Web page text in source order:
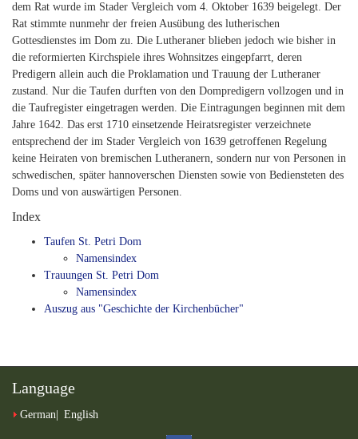
dem Rat wurde im Stader Vergleich vom 4. Oktober 1639 beigelegt. Der
Rat stimmte nunmehr der freien Ausübung des lutherischen
Gottesdienstes im Dom zu. Die Lutheraner blieben jedoch wie bisher in
die reformierten Kirchspiele ihres Wohnsitzes eingepfarrt, deren
Predigern allein auch die Proklamation und Trauung der Lutheraner
zustand. Nur die Taufen durften von den Dompredigern vollzogen und in
die Taufregister eingetragen werden. Die Eintragungen beginnen mit dem
Jahre 1642. Das erst 1710 einsetzende Heiratsregister verzeichnete
entsprechend der im Stader Vergleich von 1639 getroffenen Regelung
keine Heiraten von bremischen Lutheranern, sondern nur von Personen in
schwedischen, später hannoverschen Diensten sowie von Bediensteten des
Doms und von auswärtigen Personen.
Index
Taufen St. Petri Dom
Namensindex
Trauungen St. Petri Dom
Namensindex
Auszug aus "Geschichte der Kirchenbücher"
Language
German English